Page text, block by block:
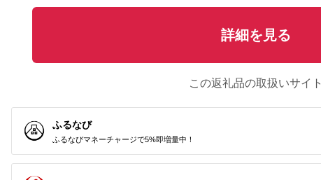
詳細を見る
この返礼品の取扱いサイト
ふるなび
ふるなびマネーチャージで5%即増量中！